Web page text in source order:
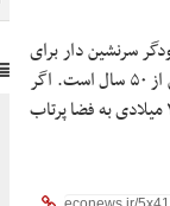
سرنشین دار برای
برنامه آرتمیس انتخاب کرده که هدف آن ارسال فضانوردان به قمر زمین پس از گذر بیش از ۵۰ سال است. اگر
همه چیز طبق برنامه پیش برود، استارشیپ طی ماموریت آرتمیس ۳ که قرار است در ۲۰۲۷ میلادی به فضا پرتاب